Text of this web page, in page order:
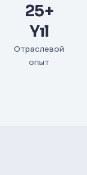
25+
Yıl
Отраслевой
опыт